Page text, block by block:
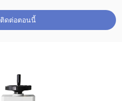
ติดต่อตอนนี้